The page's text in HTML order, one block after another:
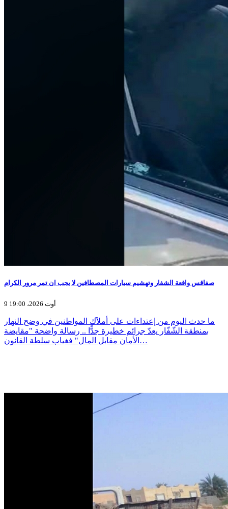
صفاقس واقعة الشفار وتهشيم سيارات المصطافين لا يجب ان تمر مرور الكرام
9 أوت 2026، 19:00
ما حدث اليوم من إعتداءات على أملآك المواطنين في وضح النهار
بمنطقة الشّفّار يعدّ جرائم خطيرة جدًّا .. رسالة واضحة "مقايضة
الأمان مقابل المال" فغياب سلطة القانون…